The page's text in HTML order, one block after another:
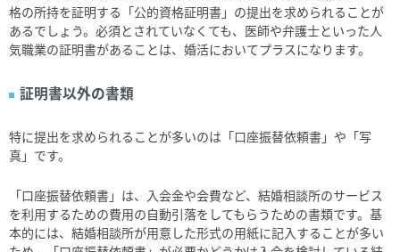
格の所持を証明する「公的資格証明書」の提出を求められることが
あるでしょう。必須とされていなくても、医師や弁護士といった人
気職業の証明書があることは、婚活においてプラスになります。
証明書以外の書類
特に提出を求められることが多いのは「口座振替依頼書」や「写
真」です。
「口座振替依頼書」は、入会金や会費など、結婚相談所のサービス
を利用するための費用の自動引落をしてもらうための書類です。基
本的には、結婚相談所が用意した形式の用紙に記入することが多い